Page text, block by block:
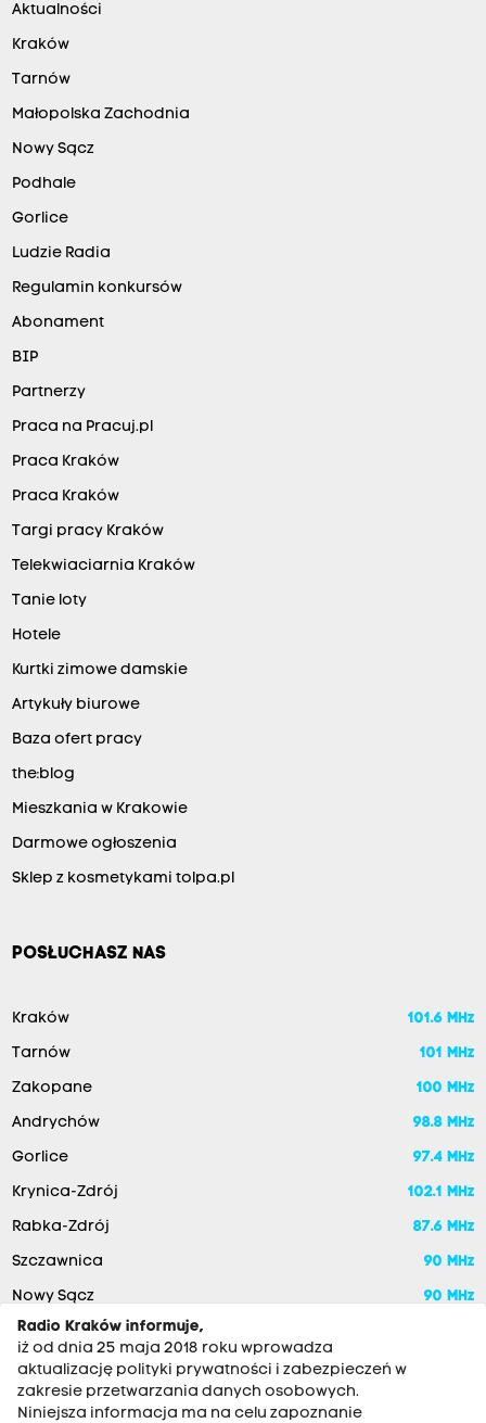
Aktualności
Kraków
Tarnów
Małopolska Zachodnia
Nowy Sącz
Podhale
Gorlice
Ludzie Radia
Regulamin konkursów
Abonament
BIP
Partnerzy
Praca na Pracuj.pl
Praca Kraków
Praca Kraków
Targi pracy Kraków
Telekwiaciarnia Kraków
Tanie loty
Hotele
Kurtki zimowe damskie
Artykuły biurowe
Baza ofert pracy
the:blog
Mieszkania w Krakowie
Darmowe ogłoszenia
Sklep z kosmetykami tolpa.pl
POSŁUCHASZ NAS
Kraków 101.6 MHz
Tarnów 101 MHz
Zakopane 100 MHz
Andrychów 98.8 MHz
Gorlice 97.4 MHz
Krynica-Zdrój 102.1 MHz
Rabka-Zdrój 87.6 MHz
Szczawnica 90 MHz
Nowy Sącz
90 MHz
Radio Kraków informuje,
iż od dnia 25 maja 2018 roku wprowadza
aktualizację polityki prywatności i zabezpieczeń w
zakresie przetwarzania danych osobowych.
Niniejsza informacja ma na celu zapoznanie